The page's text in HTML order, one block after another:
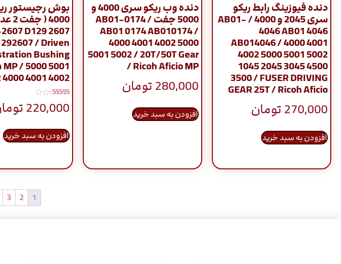
دنده فیوزینگ رابط ریکو
سری 2045 و 4000 / AB01-
4046 AB01 4046
AB014046 / 4000 4001
4002 5000 5001 5002
1045 2045 3045 4500
3500 / FUSER DRIVING
GEAR 25T / Ricoh Aficio
270,000تومان
افزودن به سبد خرید
دنده وب ریکو سری 4000 و
5000 جفت / AB01-0174
AB01 0174 AB010174 /
4000 4001 4002 5000
5001 5002 / 20T/50T Gear
/ Ricoh Aficio MP
280,000تومان
افزودن به سبد خرید
بوش رجیستور
D129 2607
/ Driven
Bushing
MP / 5000 5001
4001 4002
نمره
5.00
از 5
220,000
افزودن به سبد خرید
1
2
3